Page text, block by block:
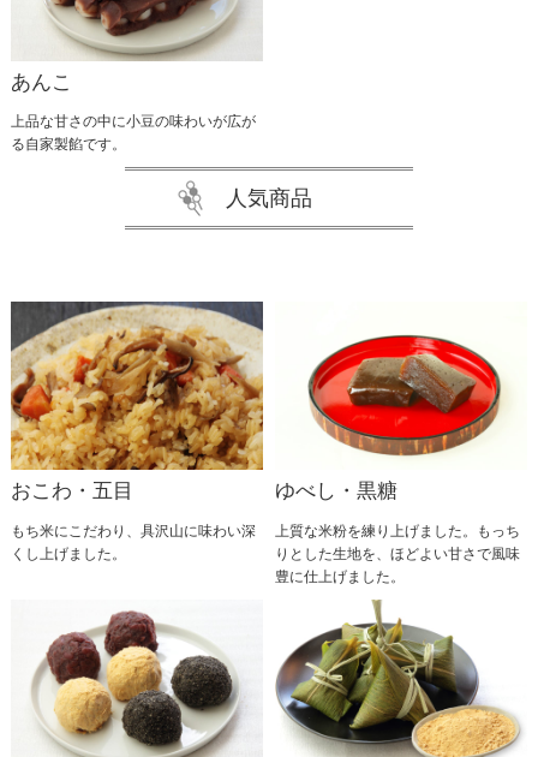
あんこ
上品な甘さの中に小豆の味わいが広が
る自家製餡です。
人気商品
おこわ・五目
もち米にこだわり、具沢山に味わい深
くし上げました。
ゆべし・黒糖
上質な米粉を練り上げました。もっち
りとした生地を、ほどよい甘さで風味
豊に仕上げました。